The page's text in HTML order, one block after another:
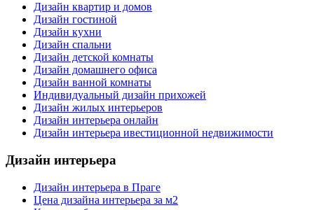
Дизайн квартир и домов
Дизайн гостиной
Дизайн кухни
Дизайн спальни
Дизайн детской комнаты
Дизайн домашнего офиса
Дизайн ванной комнаты
Индивидуальный дизайн прихожей
Дизайн жилых интерьеров
Дизайн интерьера онлайн
Дизайн интерьера ивестиционной недвижимости
Дизайн интерьера
Дизайн интерьера в Праге
Цена дизайна интерьера за м2